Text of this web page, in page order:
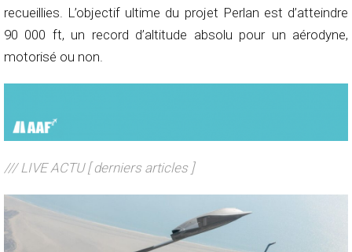
recueillies. L’objectif ultime du projet Perlan est d’atteindre
90 000 ft, un record d’altitude absolu pour un aérodyne,
motorisé ou non.
/// LIVE ACTU [ derniers articles ]